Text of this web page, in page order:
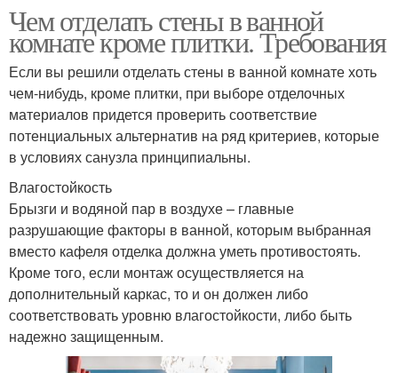
Чем отделать стены в ванной
комнате кроме плитки. Требования
Если вы решили отделать стены в ванной комнате хоть
чем-нибудь, кроме плитки, при выборе отделочных
материалов придется проверить соответствие
потенциальных альтернатив на ряд критериев, которые
в условиях санузла принципиальны.
Влагостойкость
Брызги и водяной пар в воздухе – главные
разрушающие факторы в ванной, которым выбранная
вместо кафеля отделка должна уметь противостоять.
Кроме того, если монтаж осуществляется на
дополнительный каркас, то и он должен либо
соответствовать уровню влагостойкости, либо быть
надежно защищенным.